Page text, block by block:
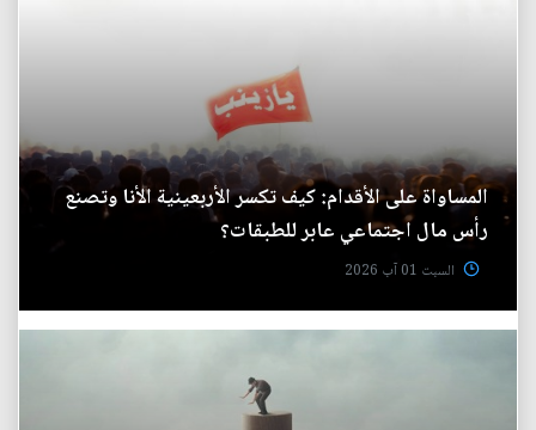
المساواة على الأقدام: كيف تكسر الأربعينية الأنا وتصنع
رأس مال اجتماعي عابر للطبقات؟
السبت 01 آب 2026